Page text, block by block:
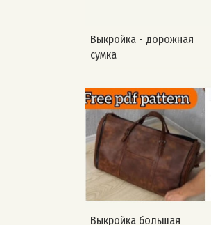
Выкройка - дорожная
сумка
Выкройка большая